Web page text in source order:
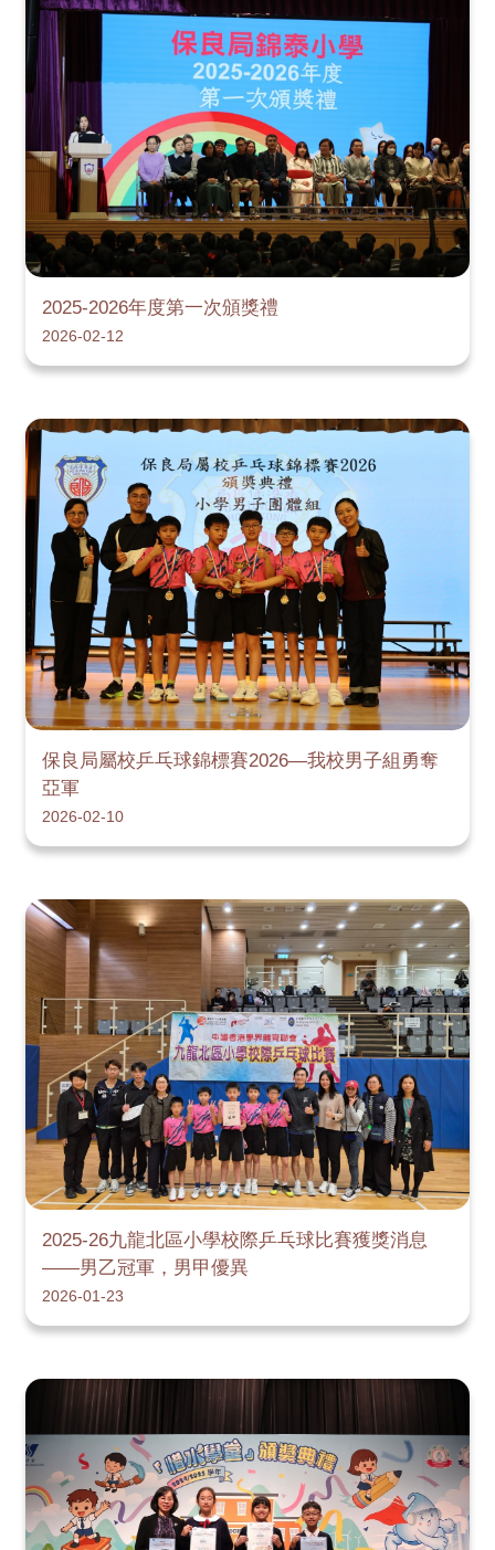
2025-2026年度第一次頒獎禮
2026-02-12
保良局屬校乒乓球錦標賽2026—我校男子組勇奪
亞軍
2026-02-10
2025-26九龍北區小學校際乒乓球比賽獲獎消息
——男乙冠軍，男甲優異
2026-01-23